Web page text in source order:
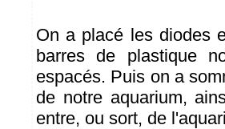
On a placé les diodes
barres de plastique
espacés. Puis on a
de notre aquarium,
entre, ou sort, de